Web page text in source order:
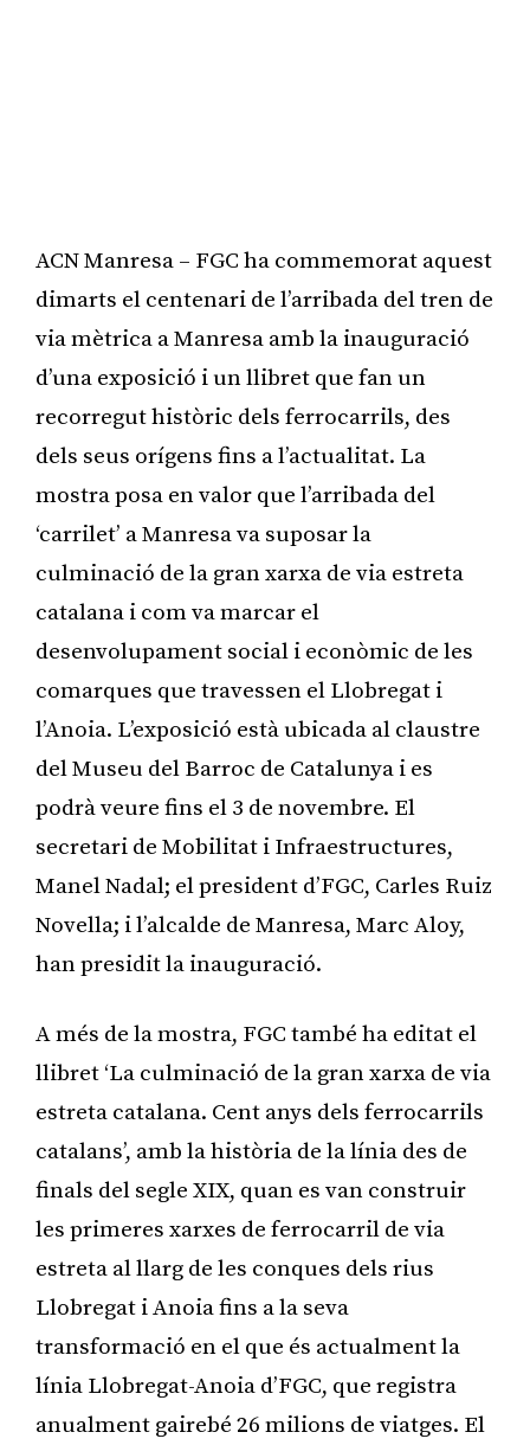
ACN Manresa – FGC ha commemorat aquest
dimarts el centenari de l’arribada del tren de
via mètrica a Manresa amb la inauguració
d’una exposició i un llibret que fan un
recorregut històric dels ferrocarrils, des
dels seus orígens fins a l’actualitat. La
mostra posa en valor que l’arribada del
‘carrilet’ a Manresa va suposar la
culminació de la gran xarxa de via estreta
catalana i com va marcar el
desenvolupament social i econòmic de les
comarques que travessen el Llobregat i
l’Anoia. L’exposició està ubicada al claustre
del Museu del Barroc de Catalunya i es
podrà veure fins el 3 de novembre. El
secretari de Mobilitat i Infraestructures,
Manel Nadal; el president d’FGC, Carles Ruiz
Novella; i l’alcalde de Manresa, Marc Aloy,
han presidit la inauguració.
A més de la mostra, FGC també ha editat el
llibret ‘La culminació de la gran xarxa de via
estreta catalana. Cent anys dels ferrocarrils
catalans’, amb la història de la línia des de
finals del segle XIX, quan es van construir
les primeres xarxes de ferrocarril de via
estreta al llarg de les conques dels rius
Llobregat i Anoia fins a la seva
transformació en el que és actualment la
línia Llobregat-Anoia d’FGC, que registra
anualment gairebé 26 milions de viatges. El